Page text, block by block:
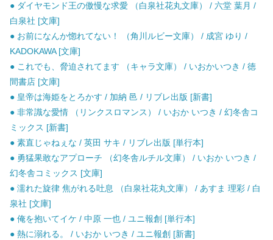
● ダイヤモンド王の傲慢な求愛 （白泉社花丸文庫） / 六堂 葉月 /
白泉社 [文庫]
● お前になんか惚れてない！ （角川ルビー文庫） / 成宮 ゆり /
KADOKAWA [文庫]
● これでも、脅迫されてます （キャラ文庫） / いおかいつき / 徳
間書店 [文庫]
● 皇帝は海姫をとろかす / 加納 邑 / リブレ出版 [新書]
● 非常識な愛情 （リンクスロマンス） / いおか いつき / 幻冬舎コ
ミックス [新書]
● 素直じゃねぇな / 英田 サキ / リブレ出版 [単行本]
● 勇猛果敢なアプローチ （幻冬舎ルチル文庫） / いおか いつき /
幻冬舎コミックス [文庫]
● 濡れた旋律 焦がれる吐息 （白泉社花丸文庫） / あすま 理彩 / 白
泉社 [文庫]
● 俺を抱いてイケ / 中原 一也 / ユニ報創 [単行本]
● 熱に溺れる。 / いおか いつき / ユニ報創 [新書]